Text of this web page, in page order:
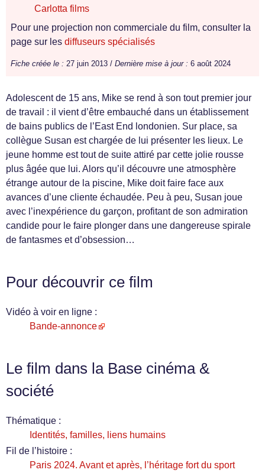
Carlotta films
Pour une projection non commerciale du film, consulter la
page sur les diffuseurs spécialisés
Fiche créée le : 27 juin 2013 / Dernière mise à jour : 6 août 2024
Adolescent de 15 ans, Mike se rend à son tout premier jour
de travail : il vient d’être embauché dans un établissement
de bains publics de l’East End londonien. Sur place, sa
collègue Susan est chargée de lui présenter les lieux. Le
jeune homme est tout de suite attiré par cette jolie rousse
plus âgée que lui. Alors qu’il découvre une atmosphère
étrange autour de la piscine, Mike doit faire face aux
avances d’une cliente échaudée. Peu à peu, Susan joue
avec l’inexpérience du garçon, profitant de son admiration
candide pour le faire plonger dans une dangereuse spirale
de fantasmes et d’obsession…
Pour découvrir ce film
Vidéo à voir en ligne :
Bande-annonce
Le film dans la Base cinéma &
société
Thématique :
Identités, familles, liens humains
Fil de l’histoire :
Paris 2024. Avant et après, l’héritage fort du sport